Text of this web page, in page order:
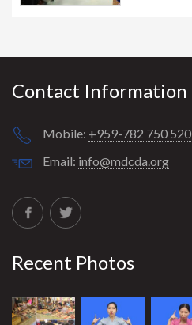
Contact Information
Mobile: +959-782 750 520
Email: info@mdcda.org
Recent Photos